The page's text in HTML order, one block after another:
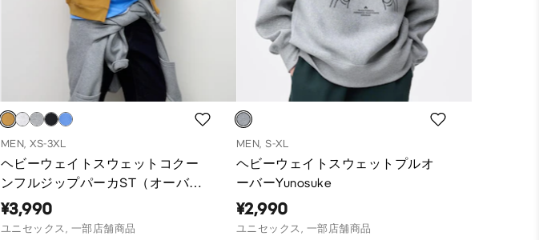
MEN, XS-3XL
ヘビーウェイトスウェットコクー
ンフルジップパーカST（オーバー
サイズフィット）
¥3,990
ユニセックス, 一部店舗商品
MEN, S-XL
ヘビーウェイトスウェットプルオ
ーバーYunosuke
¥2,990
ユニセックス, 一部店舗商品